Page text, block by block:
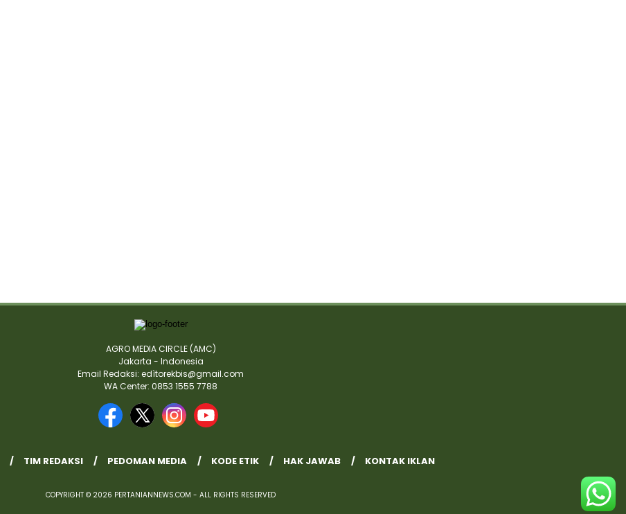
AGRO MEDIA CIRCLE (AMC)
Jakarta - Indonesia
Email Redaksi: edìtorekbis@gmail.com
WA Center: 0853 1555 7788
TIM REDAKSI PEDOMAN MEDIA KODE ETIK HAK JAWAB KONTAK IKLAN
COPYRIGHT © 2026 PERTANIANNEWS.COM - ALL RIGHTS RESERVED